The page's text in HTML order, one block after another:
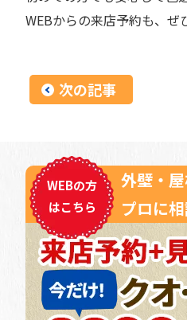
WEBからの来店予約も、ぜ
次の記事
WEBの方
はこちら
外壁・
プロに